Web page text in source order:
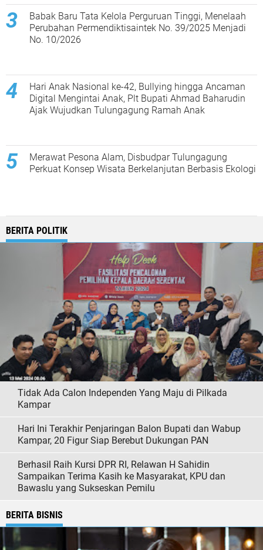
Babak Baru Tata Kelola Perguruan Tinggi, Menelaah
Perubahan Permendiktisaintek No. 39/2025 Menjadi
No. 10/2026
Hari Anak Nasional ke-42, Bullying hingga Ancaman
Digital Mengintai Anak, Plt Bupati Ahmad Baharudin
Ajak Wujudkan Tulungagung Ramah Anak
Merawat Pesona Alam, Disbudpar Tulungagung
Perkuat Konsep Wisata Berkelanjutan Berbasis Ekologi
BERITA POLITIK
Tidak Ada Calon Independen Yang Maju di Pilkada
Kampar
Hari Ini Terakhir Penjaringan Balon Bupati dan Wabup
Kampar, 20 Figur Siap Berebut Dukungan PAN
Berhasil Raih Kursi DPR RI, Relawan H Sahidin
Sampaikan Terima Kasih ke Masyarakat, KPU dan
Bawaslu yang Sukseskan Pemilu
BERITA BISNIS